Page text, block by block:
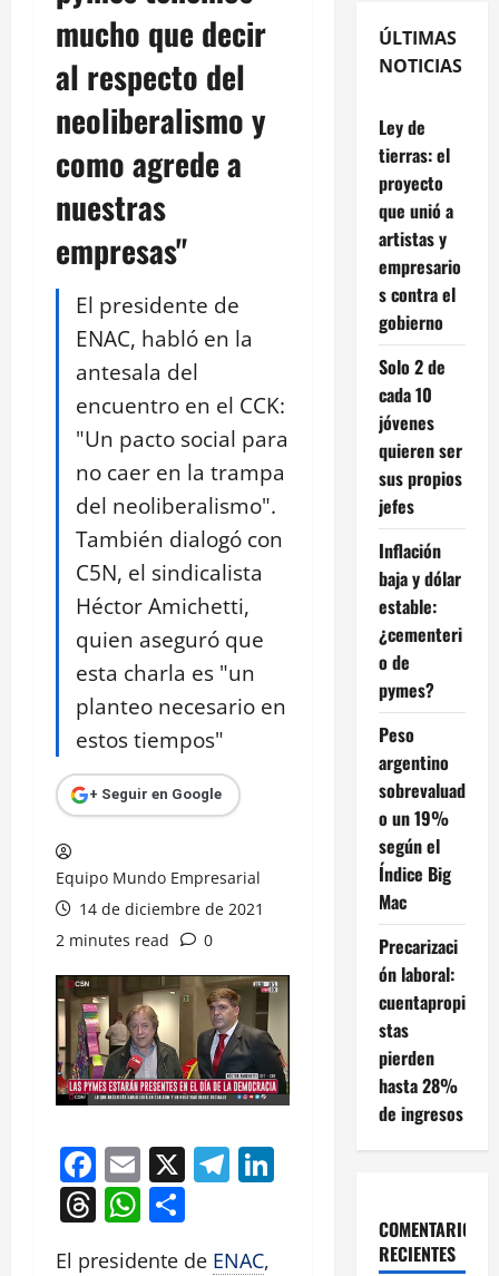
mucho que decir
al respecto del
neoliberalismo y
como agrede a
nuestras
empresas"
El presidente de
ENAC, habló en la
antesala del
encuentro en el CCK:
"Un pacto social para
no caer en la trampa
del neoliberalismo".
También dialogó con
C5N, el sindicalista
Héctor Amichetti,
quien aseguró que
esta charla es "un
planteo necesario en
estos tiempos"
+ Seguir en Google
Equipo Mundo Empresarial
14 de diciembre de 2021
2 minutes read
0
Facebook
Email
X Telegram
LinkedIn
Threads
WhatsApp
El presidente de ENAC,
ÚLTIMAS
NOTICIAS
Ley de
tierras: el
proyecto
que unió a
artistas y
empresario
s contra el
gobierno
Solo 2 de
cada 10
jóvenes
quieren ser
sus propios
jefes
Inflación
baja y dólar
estable:
¿cementeri
o de
pymes?
Peso
argentino
sobrevaluad
o un 19%
según el
Índice Big
Mac
Precarizaci
ón laboral:
cuentapropi
stas
pierden
hasta 28%
de ingresos
COMENTARIOS
RECIENTES